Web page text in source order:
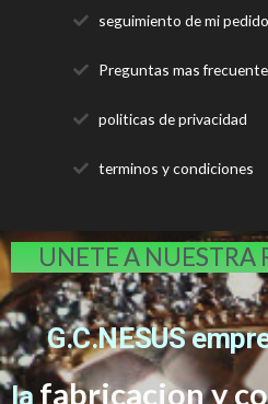
seguimiento de mi pedido
Preguntas mas
politicas de privacidad
terminos y condiciones
UNETE A NUESTRA
G.C.NESUS
lafabricacion y